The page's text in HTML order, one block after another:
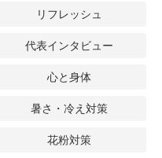
リフレッシュ
代表インタビュー
心と身体
暑さ・冷え対策
花粉対策